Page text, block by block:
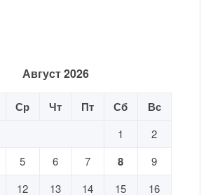
Август 2026
Ср Чт Пт Сб Вс
1
2
5 6 7 8
9
12 13 14 15
16